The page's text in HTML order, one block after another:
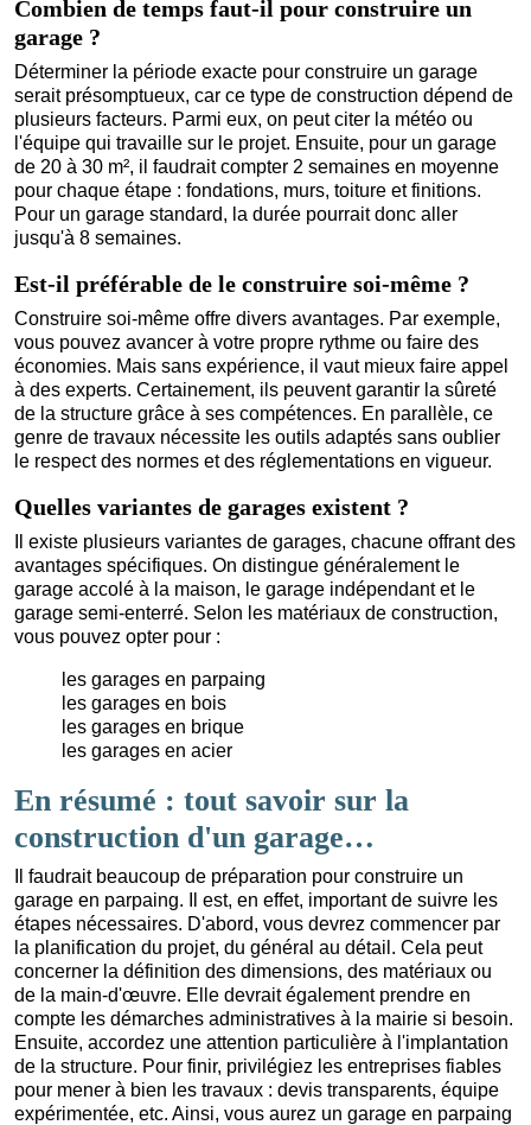
Combien de temps faut-il pour construire un
garage ?
Déterminer la période exacte pour construire un garage
serait présomptueux, car ce type de construction dépend de
plusieurs facteurs. Parmi eux, on peut citer la météo ou
l'équipe qui travaille sur le projet. Ensuite, pour un garage
de 20 à 30 m², il faudrait compter 2 semaines en moyenne
pour chaque étape : fondations, murs, toiture et finitions.
Pour un garage standard, la durée pourrait donc aller
jusqu'à 8 semaines.
Est-il préférable de le construire soi-même ?
Construire soi-même offre divers avantages. Par exemple,
vous pouvez avancer à votre propre rythme ou faire des
économies. Mais sans expérience, il vaut mieux faire appel
à des experts. Certainement, ils peuvent garantir la sûreté
de la structure grâce à ses compétences. En parallèle, ce
genre de travaux nécessite les outils adaptés sans oublier
le respect des normes et des réglementations en vigueur.
Quelles variantes de garages existent ?
Il existe plusieurs variantes de garages, chacune offrant des
avantages spécifiques. On distingue généralement le
garage accolé à la maison, le garage indépendant et le
garage semi-enterré. Selon les matériaux de construction,
vous pouvez opter pour :
les garages en parpaing
les garages en bois
les garages en brique
les garages en acier
En résumé : tout savoir sur la
construction d'un garage…
Il faudrait beaucoup de préparation pour construire un
garage en parpaing. Il est, en effet, important de suivre les
étapes nécessaires. D'abord, vous devrez commencer par
la planification du projet, du général au détail. Cela peut
concerner la définition des dimensions, des matériaux ou
de la main-d'œuvre. Elle devrait également prendre en
compte les démarches administratives à la mairie si besoin.
Ensuite, accordez une attention particulière à l'implantation
de la structure. Pour finir, privilégiez les entreprises fiables
pour mener à bien les travaux : devis transparents, équipe
expérimentée, etc. Ainsi, vous aurez un garage en parpaing